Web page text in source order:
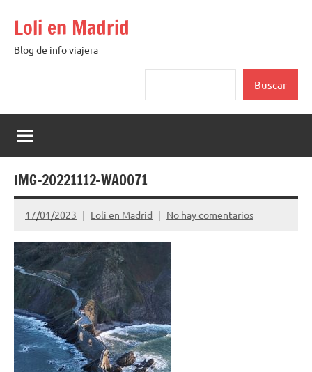
contenido
Loli en Madrid
Blog de info viajera
Buscar
IMG-20221112-WA0071
17/01/2023 Loli en Madrid No hay comentarios